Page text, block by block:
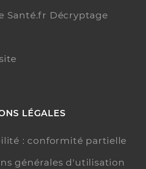
Santé.fr Décryptage
LÉGALES
: conformité partielle
générales d'utilisation